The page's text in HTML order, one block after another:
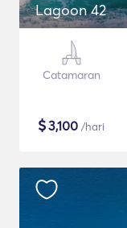
Lagoon 42
Catamaran
$3,100 /hari